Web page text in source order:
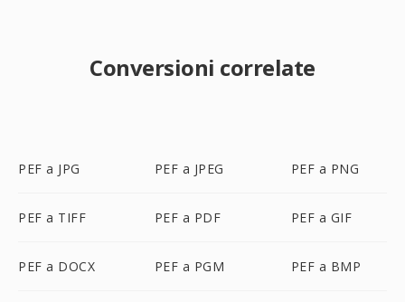
Conversioni correlate
PEF a JPG PEF a JPEG PEF a PNG
PEF a TIFF PEF a PDF PEF a GIF
PEF a DOCX PEF a PGM PEF a BMP